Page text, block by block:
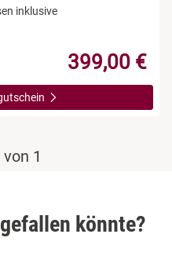
inklusive
399,00 €
1
könnte?